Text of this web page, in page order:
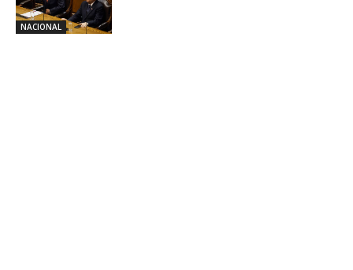
NACIONAL